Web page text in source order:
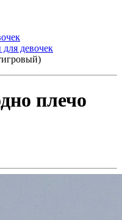
девочек
плечо